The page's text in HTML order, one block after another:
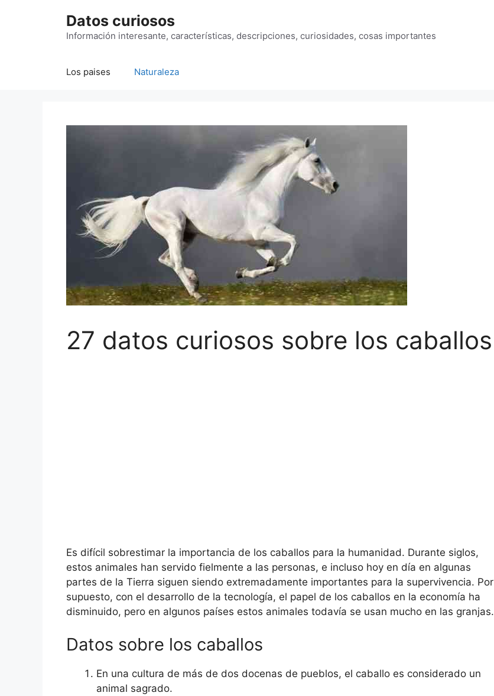
Datos curiosos
Información interesante, características, descripciones, curiosidades, cosas importantes
Los paises Naturaleza
27 datos curiosos sobre los caballos
Es difícil sobrestimar la importancia de los caballos para la humanidad. Durante siglos,
estos animales han servido fielmente a las personas, e incluso hoy en día en algunas
partes de la Tierra siguen siendo extremadamente importantes para la supervivencia. Por
supuesto, con el desarrollo de la tecnología, el papel de los caballos en la economía ha
disminuido, pero en algunos países estos animales todavía se usan mucho en las granjas.
Datos sobre los caballos
En una cultura de más de dos docenas de pueblos, el caballo es considerado un
animal sagrado.